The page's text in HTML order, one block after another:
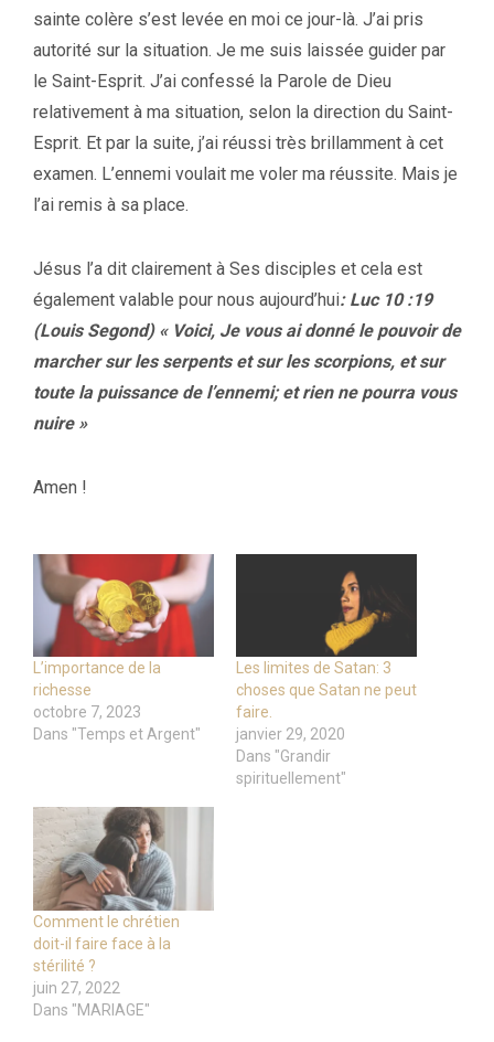
sainte colère s’est levée en moi ce jour-là. J’ai pris
autorité sur la situation. Je me suis laissée guider par
le Saint-Esprit. J’ai confessé la Parole de Dieu
relativement à ma situation, selon la direction du Saint-
Esprit. Et par la suite, j’ai réussi très brillamment à cet
examen. L’ennemi voulait me voler ma réussite. Mais je
l’ai remis à sa place.
Jésus l’a dit clairement à Ses disciples et cela est
également valable pour nous aujourd’hui: Luc 10 :19
(Louis Segond) « Voici, Je vous ai donné le pouvoir de
marcher sur les serpents et sur les scorpions, et sur
toute la puissance de l’ennemi; et rien ne pourra vous
nuire »
Amen !
L’importance de la
richesse
octobre 7, 2023
Dans "Temps et Argent"
Les limites de Satan: 3
choses que Satan ne peut
faire.
janvier 29, 2020
Dans "Grandir
spirituellement"
Comment le chrétien
doit-il faire face à la
stérilité ?
juin 27, 2022
Dans "MARIAGE"